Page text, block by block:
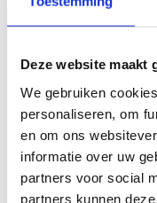
Deze website maakt
We gebruiken
personaliseren, om
en om ons
informatie over uw
partners voor social
partners kunnen
G-